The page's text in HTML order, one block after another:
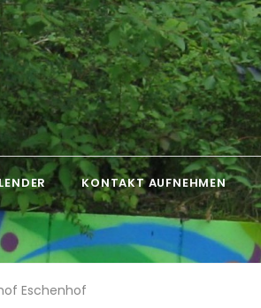
KONTAKT AUFNEHMEN
Eschenhof